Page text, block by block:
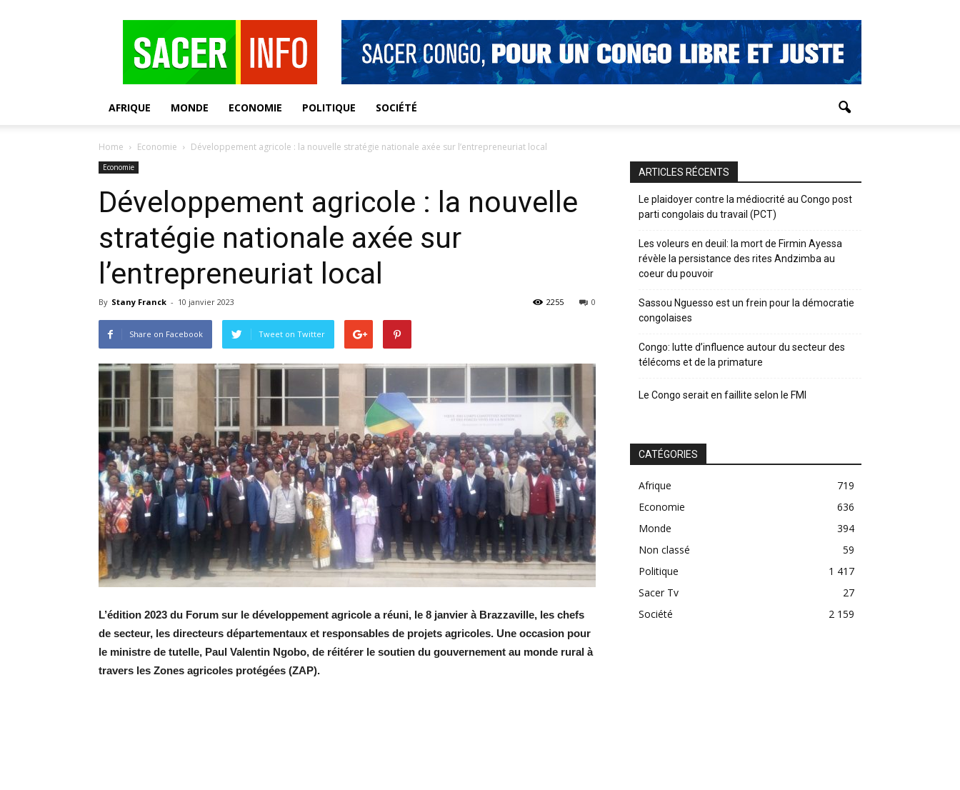
AFRIQUE MONDE ECONOMIE POLITIQUE SOCIÉTÉ
Home Economie Développement agricole : la nouvelle stratégie nationale axée sur l’entrepreneuriat local
Economie
Développement agricole : la nouvelle
stratégie nationale axée sur
l’entrepreneuriat local
By Stany Franck - 10 janvier 2023 0
2255
Share on Facebook Tweet on Twitter
L’édition 2023 du Forum sur le développement agricole a réuni, le 8 janvier à Brazzaville, les chefs
de secteur, les directeurs départementaux et responsables de projets agricoles. Une occasion pour
le ministre de tutelle, Paul Valentin Ngobo, de réitérer le soutien du gouvernement au monde rural à
travers les Zones agricoles protégées (ZAP).
ARTICLES RÉCENTS
Le plaidoyer contre la médiocrité au Congo post
parti congolais du travail (PCT)
Les voleurs en deuil: la mort de Firmin Ayessa
révèle la persistance des rites Andzimba au
coeur du pouvoir
Sassou Nguesso est un frein pour la démocratie
congolaises
Congo: lutte d’influence autour du secteur des
télécoms et de la primature
Le Congo serait en faillite selon le FMI
CATÉGORIES
Afrique
719
Economie
636
Monde
394
Non classé
59
Politique
1 417
Sacer Tv
27
Société
2 159